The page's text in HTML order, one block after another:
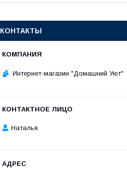
КОНТАКТЫ
Интернет-магазин "Домашний Уют"
Наталья